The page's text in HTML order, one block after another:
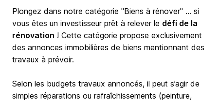
Plongez dans notre catégorie "Biens à rénover" … si
vous êtes un investisseur prêt à relever le défi de la
rénovation ! Cette catégorie propose exclusivement
des annonces immobilières de biens mentionnant des
travaux à prévoir.
Selon les budgets travaux annoncés, il peut s’agir de
simples réparations ou rafraîchissements (peinture,